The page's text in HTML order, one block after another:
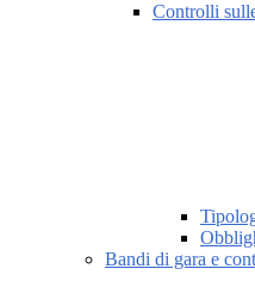
Controlli
Bandi di gara e